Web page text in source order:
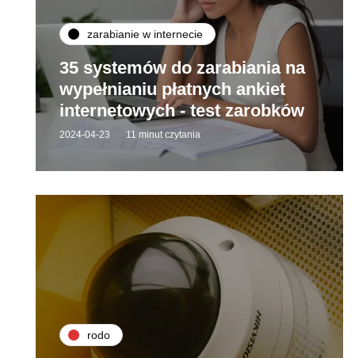
zarabianie w internecie
35 systemów do zarabiania na
wypełnianiu płatnych ankiet
internetowych - test zarobków
2024-04-23 11 minut czytania
rodo